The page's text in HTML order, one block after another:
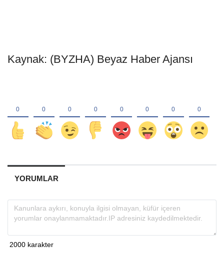
Kaynak: (BYZHA) Beyaz Haber Ajansı
YORUMLAR